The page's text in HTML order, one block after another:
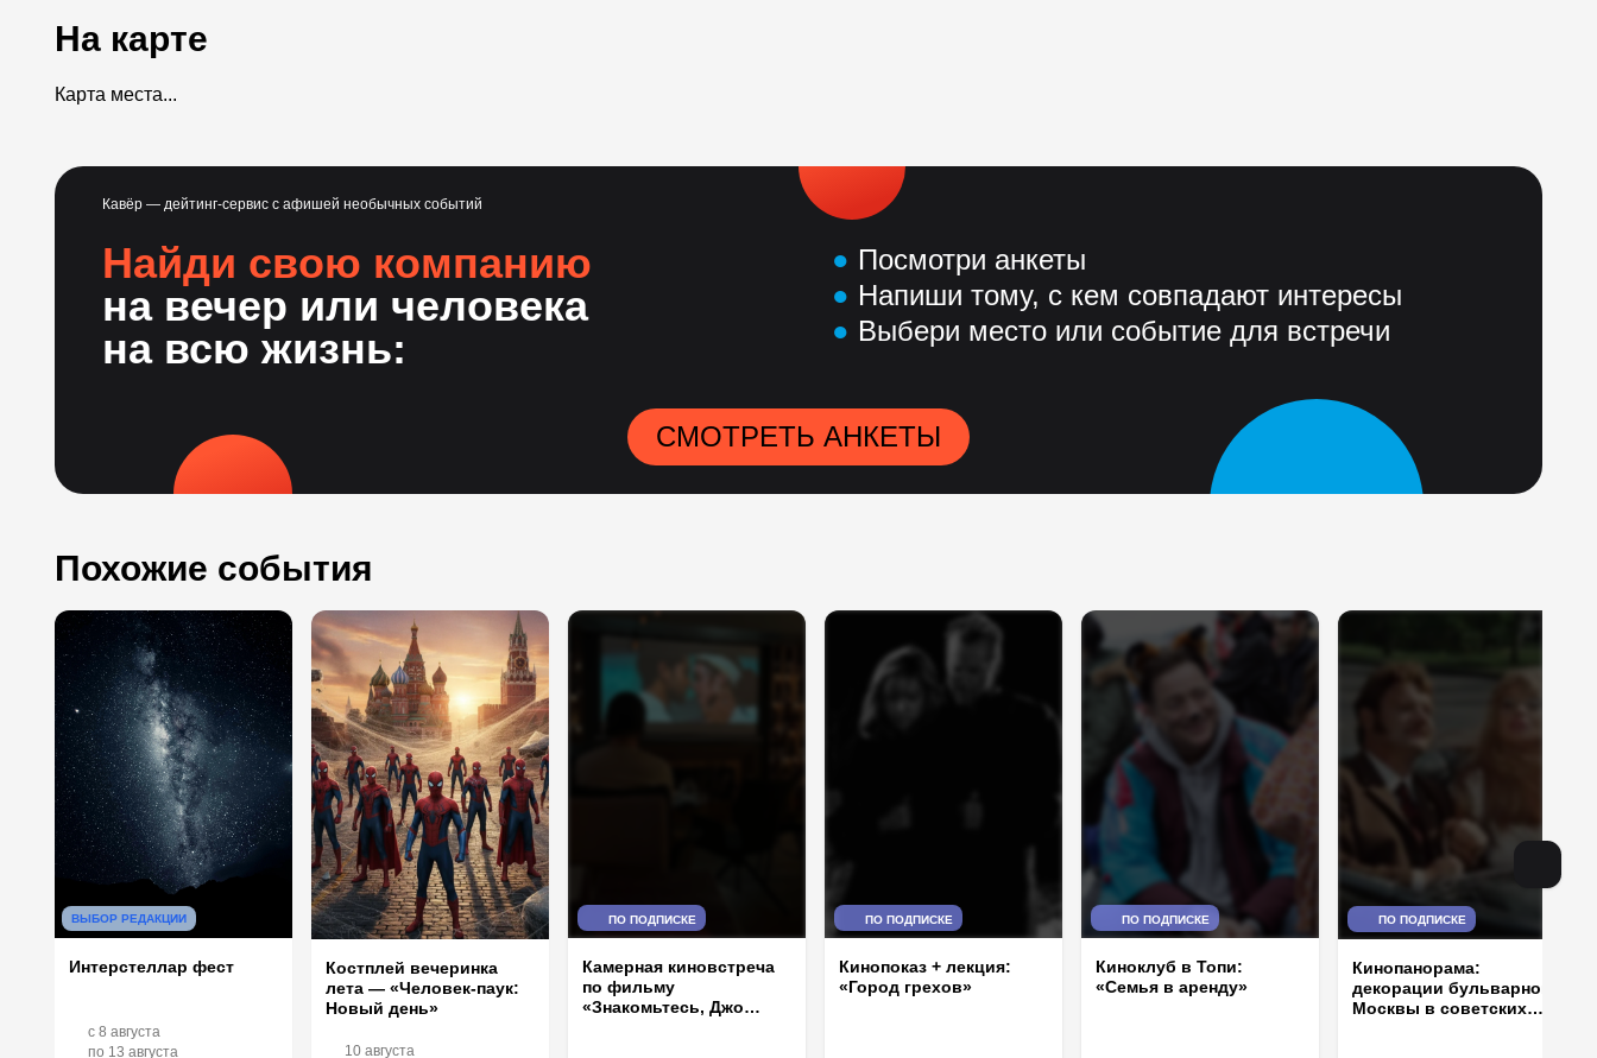
На карте
Карта места...
Кавёр — дейтинг-сервис с афишей необычных событий
Найди свою компанию
на вечер или человека
на всю жизнь:
● Посмотри анкеты
● Напиши тому, с кем совпадают интересы
● Выбери место или событие для встречи
СМОТРЕТЬ АНКЕТЫ
Похожие события
ВЫБОР РЕДАКЦИИ
Интерстеллар фест
c 8 августа
по 13 августа
Костплей вечеринка
лета — «Человек-паук:
Новый день»
10 августа
ПО ПОДПИСКЕ
Камерная киновстреча
по фильму
«Знакомьтесь, Джо
ПО ПОДПИСКЕ
Кинопоказ + лекция:
«Город грехов»
ПО ПОДПИСКЕ
Киноклуб в Топи:
«Семья в аренду»
ПО ПОДПИСКЕ
Кинопанорама:
декорации бульварной
Москвы в советских